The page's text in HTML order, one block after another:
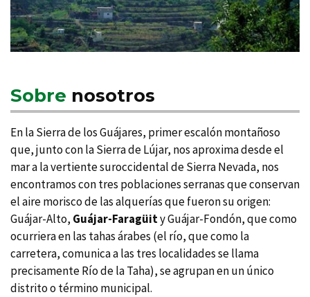
Sobre nosotros
En la Sierra de los Guájares, primer escalón montañoso
que, junto con la Sierra de Lújar, nos aproxima desde el
mar a la vertiente suroccidental de Sierra Nevada, nos
encontramos con tres poblaciones serranas que conservan
el aire morisco de las alquerí­as que fueron su origen:
Guájar-Alto, Guájar-Faragüity Guájar-Fondón, que como
ocurriera en las tahas árabes (el rí­o, que como la
carretera, comunica a las tres localidades se llama
precisamente Rí­o de la Taha), se agrupan en un único
distrito o término municipal.